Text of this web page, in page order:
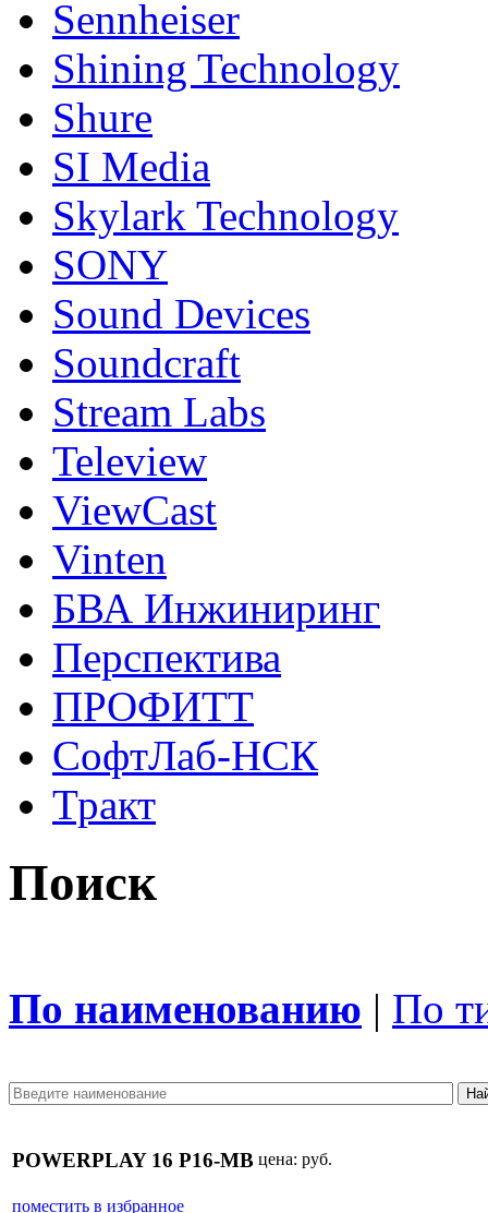
Sennheiser
Shining Technology
Shure
SI Media
Skylark Technology
SONY
Sound Devices
Soundcraft
Stream Labs
Teleview
ViewCast
Vinten
БВА Инжиниринг
Перспектива
ПРОФИТТ
СофтЛаб-НСК
Тракт
Поиск
По наименованию | По
POWERPLAY 16 P16-MB цена: руб.
поместить в избранное